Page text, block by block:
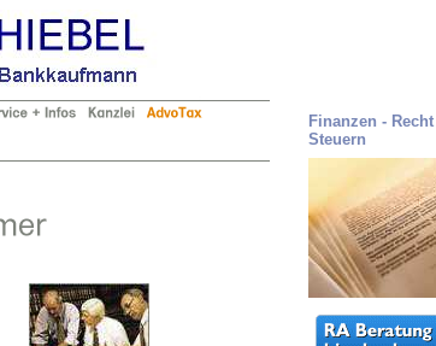
Finanzen - Recht
Steuern